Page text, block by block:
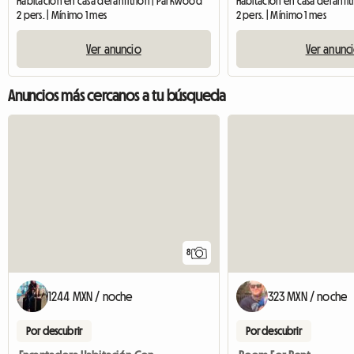
2 pers. | Mínimo 1 mes
Ver anuncio
2 pers. | Mínimo 1 mes
Ver
Anuncios más cercanos a tu búsqueda
8
1244 MXN / noche
Por descubrir
323 MXN / noche
Por descubrir